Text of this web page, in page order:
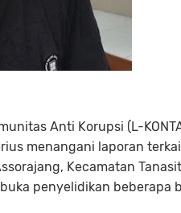
Anti Korupsi (L-
menangani laporan
Kecamatan
penyelidikan beberapa